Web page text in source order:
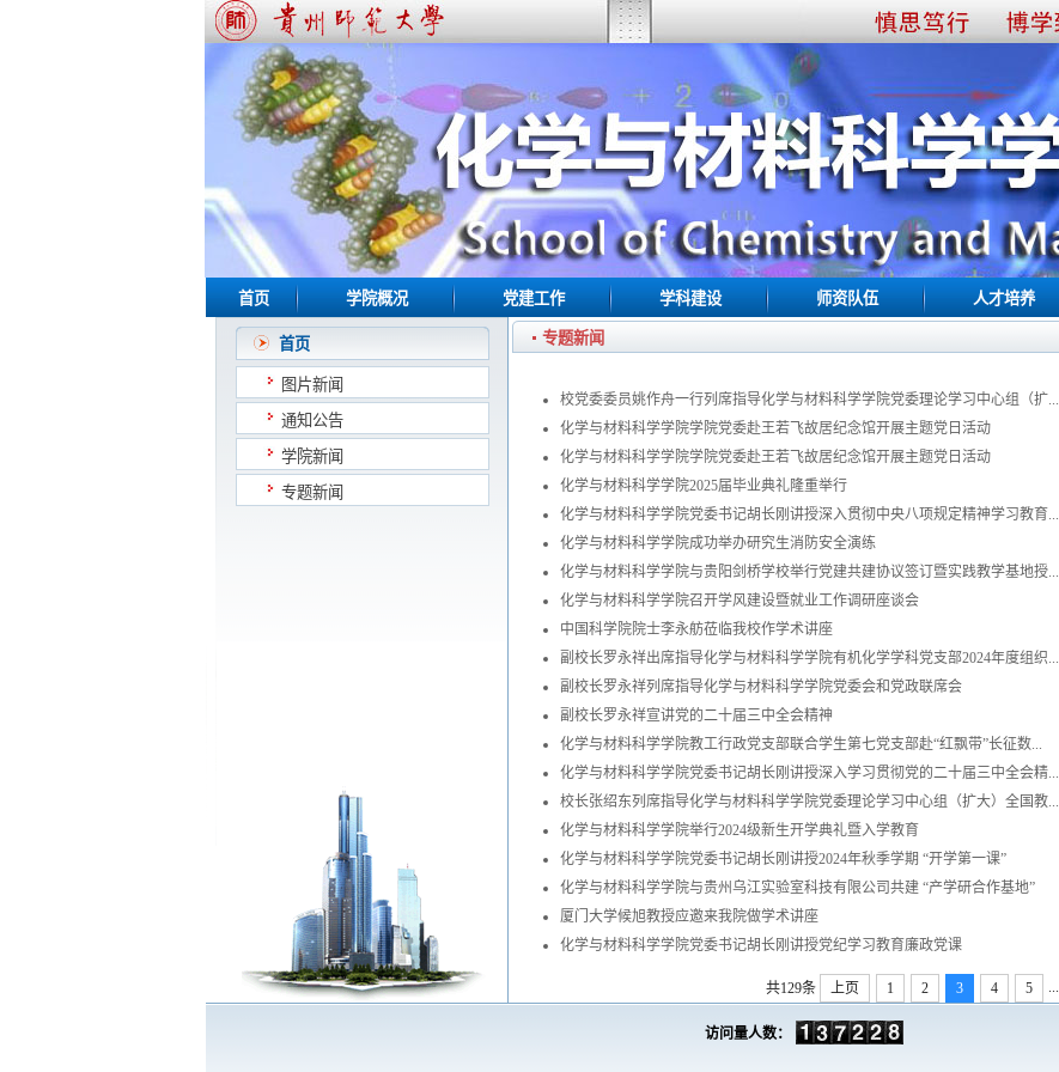
首页 学院概况 党建工作 学科建设 师资队伍 人才培养
首页
图片新闻
通知公告
学院新闻
专题新闻
专题新闻
校党委委员姚作舟一行列席指导化学与材料科学学院党委理论学习中心组（扩...
化学与材料科学学院学院党委赴王若飞故居纪念馆开展主题党日活动
化学与材料科学学院学院党委赴王若飞故居纪念馆开展主题党日活动
化学与材料科学学院2025届毕业典礼隆重举行
化学与材料科学学院党委书记胡长刚讲授深入贯彻中央八项规定精神学习教育...
化学与材料科学学院成功举办研究生消防安全演练
化学与材料科学学院与贵阳剑桥学校举行党建共建协议签订暨实践教学基地授...
化学与材料科学学院召开学风建设暨就业工作调研座谈会
中国科学院院士李永舫莅临我校作学术讲座
副校长罗永祥出席指导化学与材料科学学院有机化学学科党支部2024年度组织...
副校长罗永祥列席指导化学与材料科学学院党委会和党政联席会
副校长罗永祥宣讲党的二十届三中全会精神
化学与材料科学学院教工行政党支部联合学生第七党支部赴“红飘带”长征数...
化学与材料科学学院党委书记胡长刚讲授深入学习贯彻党的二十届三中全会精...
校长张绍东列席指导化学与材料科学学院党委理论学习中心组（扩大）全国教...
化学与材料科学学院举行2024级新生开学典礼暨入学教育
化学与材料科学学院党委书记胡长刚讲授2024年秋季学期 “开学第一课”
化学与材料科学学院与贵州乌江实验室科技有限公司共建 “产学研合作基地”
厦门大学候旭教授应邀来我院做学术讲座
化学与材料科学学院党委书记胡长刚讲授党纪学习教育廉政党课
共129条 上页 1 2 3 4 5
访问量人数：